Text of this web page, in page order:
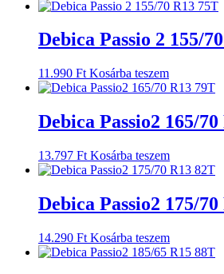
Debica Passio 2 155/
11.990 Ft Kosárba teszem
Debica Passio2 165/
13.797 Ft Kosárba teszem
Debica Passio2 175/
14.290 Ft Kosárba teszem